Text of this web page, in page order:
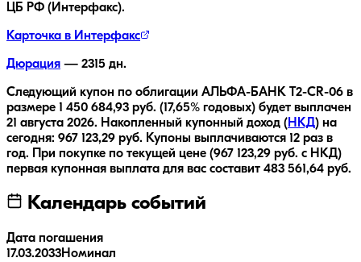
ЦБ РФ (Интерфакс).
Карточка в Интерфакс
Дюрация — 2315 дн.
Следующий купон по облигации АЛЬФА-БАНК T2-CR-06 в
размере 1 450 684,93 руб. (17,65% годовых) будет выплачен
21 августа 2026. Накопленный купонный доход (НКД) на
сегодня: 967 123,29 руб. Купоны выплачиваются 12 раз в
год. При покупке по текущей цене (967 123,29 руб. с НКД)
первая купонная выплата для вас составит 483 561,64 руб.
Календарь событий
Дата погашения
17.03.2033Номинал